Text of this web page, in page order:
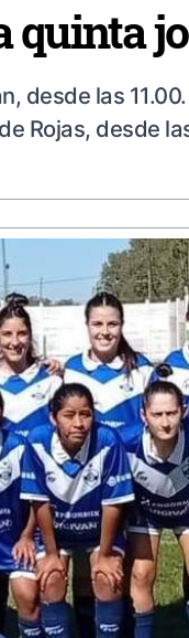
quinta
desde las
Rojas, desde